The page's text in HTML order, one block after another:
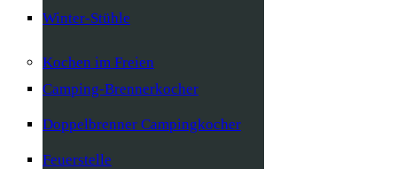
Winter-Stühle
Kochen im Freien
Camping-Brennerkocher
Doppelbrenner Campingkocher
Feuerstelle